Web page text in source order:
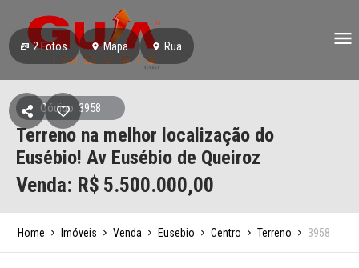
2Fotos Mapa Rua
Código: 3958
Terreno na melhor localização do
Eusébio! Av Eusébio de Queiroz
Venda: R$ 5.500.000,00
Home Imóveis Venda Eusebio Centro Terreno 3958